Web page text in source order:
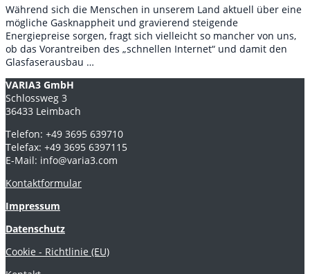
Während sich die Menschen in unserem Land aktuell über eine
mögliche Gasknappheit und gravierend steigende
Energiepreise sorgen, fragt sich vielleicht so mancher von uns,
ob das Vorantreiben des „schnellen Internet“ und damit den
Glasfaserausbau …
VARIA3 GmbH
Schlossweg 3
36433 Leimbach
Telefon: +49 3695 639710
Telefax: +49 3695 6397115
E-Mail: info@varia3.com
Kontaktformular
Impressum
Datenschutz
Cookie - Richtlinie (EU)